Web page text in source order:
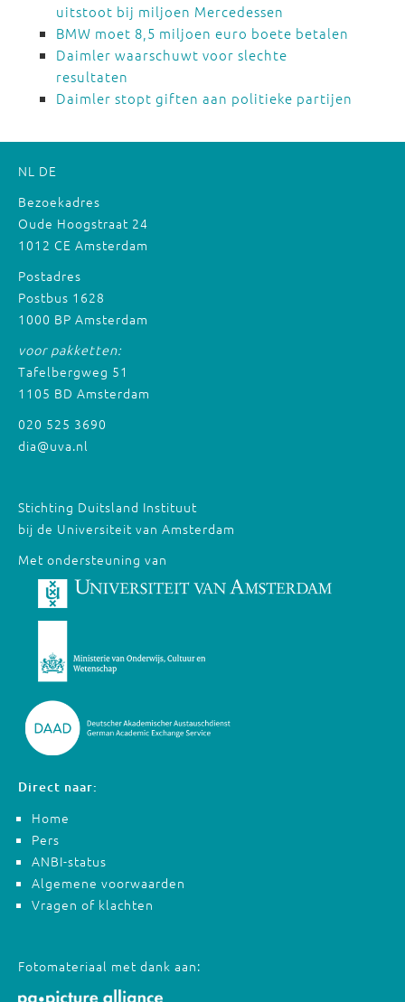
uitstoot bij miljoen Mercedessen
BMW moet 8,5 miljoen euro boete betalen
Daimler waarschuwt voor slechte
resultaten
Daimler stopt giften aan politieke partijen
NL DE
Bezoekadres
Oude Hoogstraat 24
1012 CE Amsterdam
Postadres
Postbus 1628
1000 BP Amsterdam
voor pakketten:
Tafelbergweg 51
1105 BD Amsterdam
020 525 3690
dia@uva.nl
Stichting Duitsland Instituut
bij de Universiteit van Amsterdam
Met ondersteuning van
Direct naar:
Home
Pers
ANBI-status
Algemene voorwaarden
Vragen of klachten
Fotomateriaal met dank aan: